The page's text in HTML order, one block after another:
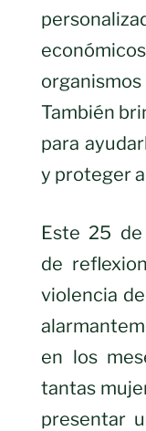
También
para
y proteger
Este 25
de
violencia
en los
tantas
presentar